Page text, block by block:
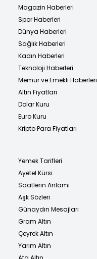
Magazin Haberleri
Spor Haberleri
Dünya Haberleri
Sağlık Haberleri
Kadın Haberleri
Teknoloji Haberleri
Memur ve Emekli Haberleri
Altın Fiyatları
Dolar Kuru
Euro Kuru
Kripto Para Fiyatları
Yemek Tarifleri
Ayetel Kürsi
Saatlerin Anlamı
Aşk Sözleri
Günaydın Mesajları
Gram Altın
Çeyrek Altın
Yarım Altın